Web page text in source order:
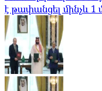
է թափանցել մինչև